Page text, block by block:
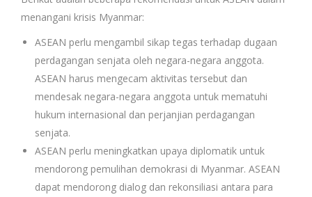
menangani krisis Myanmar:
ASEAN perlu mengambil sikap tegas terhadap dugaan
perdagangan senjata oleh negara-negara anggota.
ASEAN harus mengecam aktivitas tersebut dan
mendesak negara-negara anggota untuk mematuhi
hukum internasional dan perjanjian perdagangan
senjata.
ASEAN perlu meningkatkan upaya diplomatik untuk
mendorong pemulihan demokrasi di Myanmar. ASEAN
dapat mendorong dialog dan rekonsiliasi antara para